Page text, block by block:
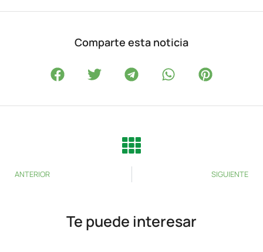
Comparte esta noticia
ANTERIOR SIGUIENTE
Te puede interesar